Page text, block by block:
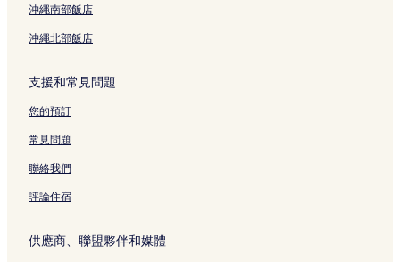
沖繩南部飯店
沖繩北部飯店
支援和常見問題
您的預訂
常見問題
聯絡我們
評論住宿
供應商、聯盟夥伴和媒體